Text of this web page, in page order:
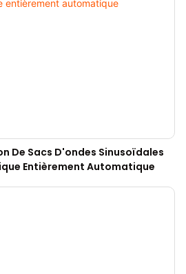
De Sacs D'ondes Sinusoïdales
Entièrement Automatique